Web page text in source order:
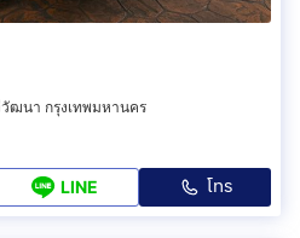
ฒนา กรุงเทพมหานคร
LINE โทร